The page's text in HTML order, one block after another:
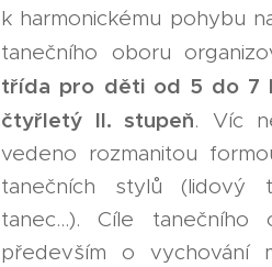
k harmonickému pohybu
tanečního oboru
třída pro děti od 5 do 7
čtyřletý II. stupeň. Víc
vedeno rozmanitou
tanečních stylů (lidový
tanec...). Cíle
především o vychování